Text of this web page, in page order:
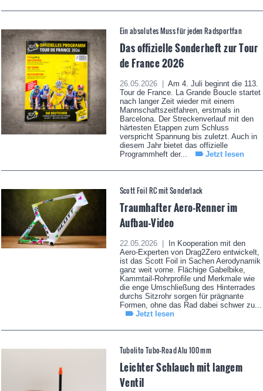
Ein absolutes Muss für jeden Radsportfan
Das offizielle Sonderheft zur Tour
de France 2026
26.05.2026 |
Am 4. Juli beginnt die 113.
Tour de France. La Grande Boucle startet
nach langer Zeit wieder mit einem
Mannschaftszeitfahren, erstmals in
Barcelona. Der Streckenverlauf mit den
härtesten Etappen zum Schluss
verspricht Spannung bis zuletzt. Auch in
diesem Jahr bietet das offizielle
Programmheft der...
Jetzt lesen
Scott Foil RC mit Sonderlack
Traumhafter Aero-Renner im
Aufbau-Video
22.05.2026 |
In Kooperation mit den
Aero-Experten von Drag2Zero entwickelt,
ist das Scott Foil in Sachen Aerodynamik
ganz weit vorne. Flächige Gabelbike,
Kammtail-Rohrprofile und Merkmale wie
die enge Umschließung des Hinterrades
durchs Sitzrohr sorgen für prägnante
Formen, ohne das Rad dabei schwer zu...
Jetzt lesen
Tubolito Tubo-Road Alu 100 mm
Leichter Schlauch mit langem
Ventil